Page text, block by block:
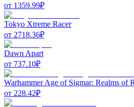
от 1359.99₽
Tokyo Xtreme Racer
от 2718.36₽
Dawn Apart
от 737.10₽
Warhammer Age of Sigmar: Realms of
от 228.42₽